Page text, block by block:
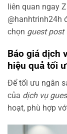
liên quan ngay
@hanhtrinh24h
chọn guest post
Báo giá dịch
hiệu quả tối
Để tối ưu ngân
của dịch vụ
hoạt, phù hợp